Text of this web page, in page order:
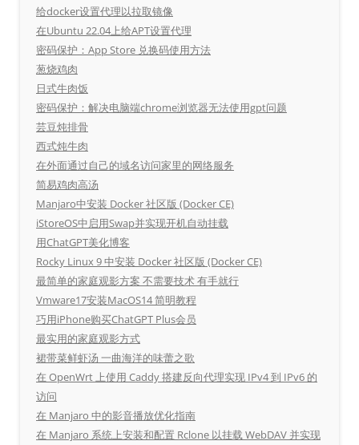
给docker设置代理以拉取镜像
在Ubuntu 22.04上给APT设置代理
密码保护：App Store 兑换码使用方法
葱烧鸡肉
日式牛肉饭
密码保护：解决电脑端chrome浏览器无法使用gpt问题
芸豆炖排骨
西式炖牛肉
在外面通过自己的域名访问家里的网络服务
简易鸡肉高汤
Manjaro中安装 Docker 社区版 (Docker CE)
iStoreOS中启用Swap并实现开机自动挂载
用ChatGPT美化博客
Rocky Linux 9 中安装 Docker 社区版 (Docker CE)
最简单的家庭观影方案 不需要技术 有手就行
Vmware17安装MacOS14 简明教程
巧用iPhone购买ChatGPT Plus会员
最实用的家庭观影方式
裙带菜鲜虾汤 一曲海洋的味蕾之歌
在 OpenWrt 上使用 Caddy 搭建反向代理实现 IPv4 到 IPv6 的
访问
在 Manjaro 中的影音播放优化指南
在 Manjaro 系统上安装和配置 Rclone 以挂载 WebDAV 并实现